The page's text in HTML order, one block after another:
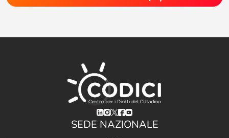
(opens in a new tab)
(opens in a new tab)
(opens in a new tab)
(opens in a new tab)
(opens in a new tab)
SEDE NAZIONALE